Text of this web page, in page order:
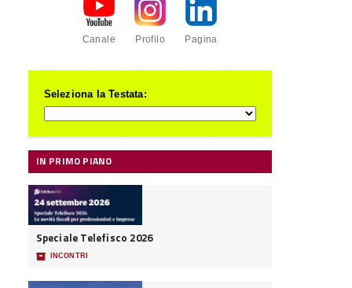
Canale Profilo Pagina
Seleziona la Testata:
IN PRIMO PIANO
Speciale Telefisco 2026
📦 INCONTRI